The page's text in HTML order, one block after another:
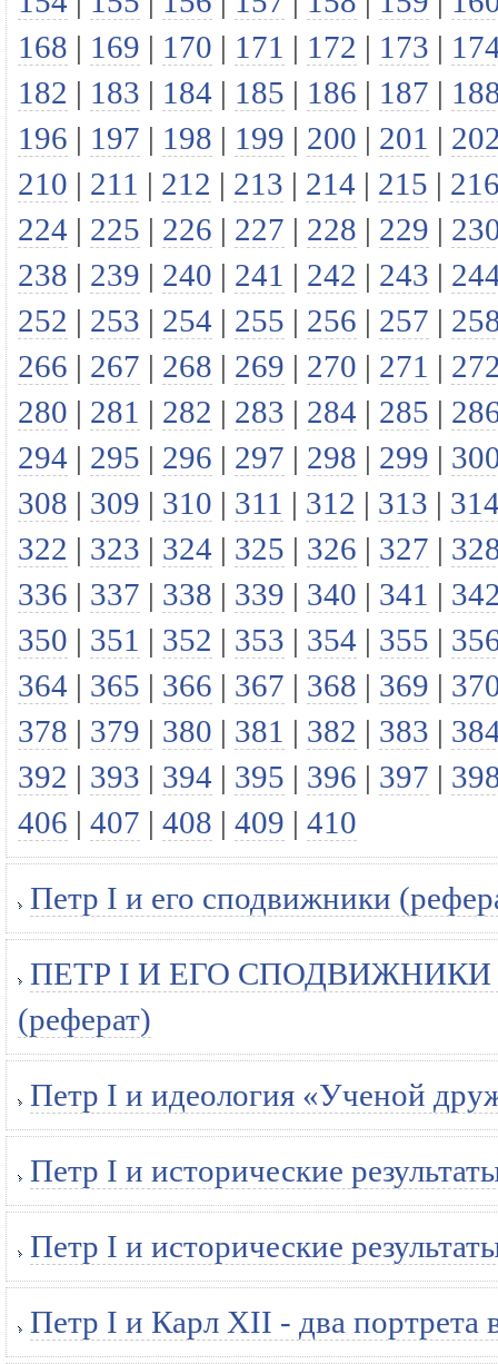
168 | 169 | 170 | 171 | 172 | 173 |
182 | 183 | 184 | 185 | 186 | 187 |
196 | 197 | 198 | 199 | 200 | 201 |
210 | 211 | 212 | 213 | 214 | 215 |
224 | 225 | 226 | 227 | 228 | 229 |
238 | 239 | 240 | 241 | 242 | 243 |
252 | 253 | 254 | 255 | 256 | 257 |
266 | 267 | 268 | 269 | 270 | 271 |
280 | 281 | 282 | 283 | 284 | 285 |
294 | 295 | 296 | 297 | 298 | 299 |
308 | 309 | 310 | 311 | 312 | 313 |
322 | 323 | 324 | 325 | 326 | 327 |
336 | 337 | 338 | 339 | 340 | 341 |
350 | 351 | 352 | 353 | 354 | 355 |
364 | 365 | 366 | 367 | 368 | 369 |
378 | 379 | 380 | 381 | 382 | 383 |
392 | 393 | 394 | 395 | 396 | 397 |
406 | 407 | 408 | 409 | 410
Петр I и его сподвижники
ПЕТР I И ЕГО СПОДВИЖНИКИ
(реферат)
Петр I и идеология «Ученой
Петр I и исторические
Петр I и исторические
Петр I и Карл XII - два портрета